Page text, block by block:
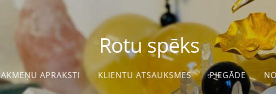
Rotu spēks
AKMEŅU APRAKSTI KLIENTU ATSAUKSMES PIEGĀDE